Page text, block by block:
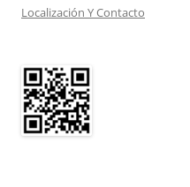
Localización Y Contacto